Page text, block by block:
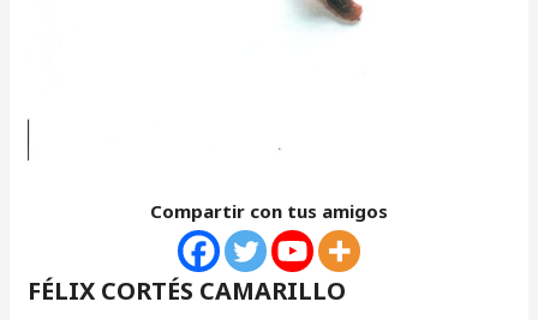
Compartir con tus amigos
FÉLIX CORTÉS CAMARILLO